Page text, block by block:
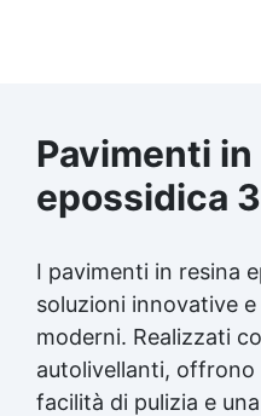
Pavimenti
epossidica
I pavimenti in resina
soluzioni innovative
moderni. Realizzati
autolivellanti, offrono
facilità di pulizia e